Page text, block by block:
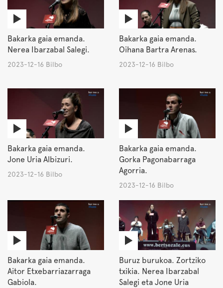
Bakarka gaia emanda.
Nerea Ibarzabal Salegi.
2023-12-16 Bilbo
Bakarka gaia emanda.
Oihana Bartra Arenas.
2023-12-16 Bilbo
Bakarka gaia emanda.
Jone Uria Albizuri.
2023-12-16 Bilbo
Bakarka gaia emanda.
Gorka Pagonabarraga
Agorria.
2023-12-16 Bilbo
Bakarka gaia emanda.
Aitor Etxebarriazarraga
Gabiola.
Buruz burukoa. Zortziko
txikia. Nerea Ibarzabal
Salegi eta Jone Uria